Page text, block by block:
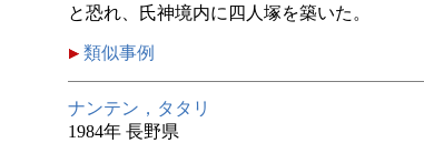
と恐れ、氏神境内に四人塚を築いた。
類似事例
ナンテン，タタリ
1984年 長野県